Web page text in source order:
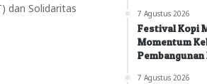
dan Solidaritas
7 Agustus 2026
Festival Kopi
Momentum
7 Agustus 2026